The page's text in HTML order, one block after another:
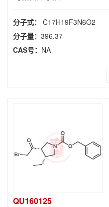
分子式： C17H19F3N6O2
分子量： 396.37
CAS号： NA
QU160125